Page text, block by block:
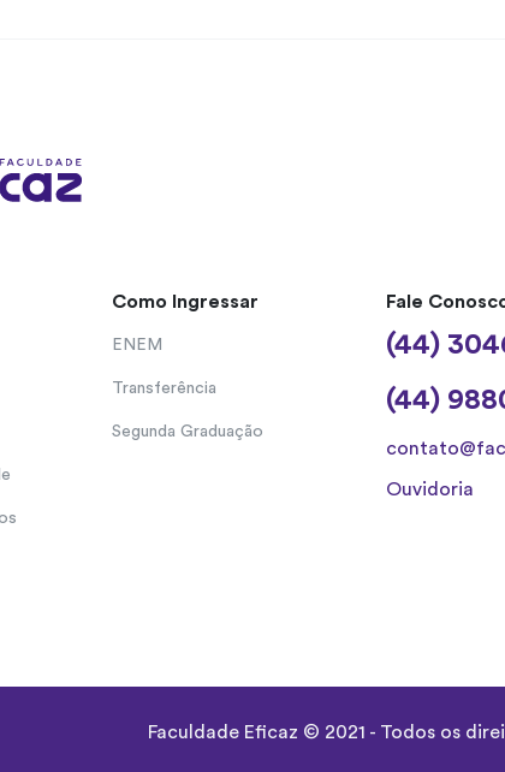
Como Ingressar
ENEM
Transferência
Segunda Graduação
Fale
(44)
(44)
Ouvidoria
Faculdade Eficaz © 2021 - Todos os